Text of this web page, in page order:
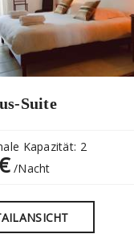
Suite
Kapazität: 2
/Nacht